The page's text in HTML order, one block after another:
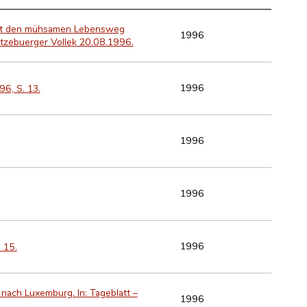
den mühsamen Lebensweg
Vollek 20.08.1996.
1996
S. 13. 1996
1996
1996
15. 1996
Luxemburg. In: Tageblatt – 1996